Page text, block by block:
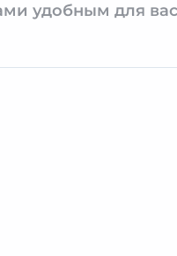
удобным для